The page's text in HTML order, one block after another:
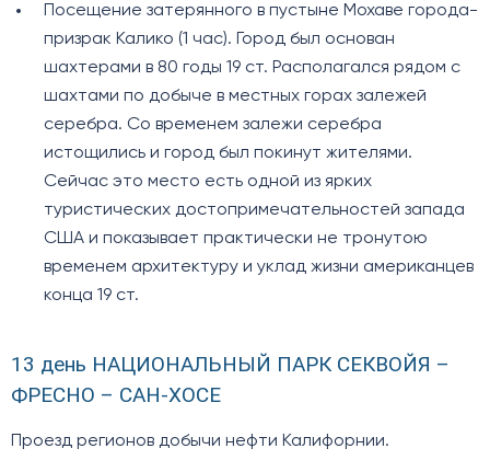
Посещение затерянного в пустыне Мохаве города-
призрак Калико (1 час). Город был основан
шахтерами в 80 годы 19 ст. Располагался рядом с
шахтами по добыче в местных горах залежей
серебра. Cо временем залежи серебра
истощились и город был покинут жителями.
Сейчас это место есть одной из ярких
туристических достопримечательностей запада
США и показывает практически не тронутою
временем архитектуру и уклад жизни американцев
конца 19 ст.
13 день НАЦИОНАЛЬНЫЙ ПАРК СЕКВОЙЯ –
ФРЕСНО – САН-ХОСЕ
Проезд регионов добычи нефти Калифорнии.